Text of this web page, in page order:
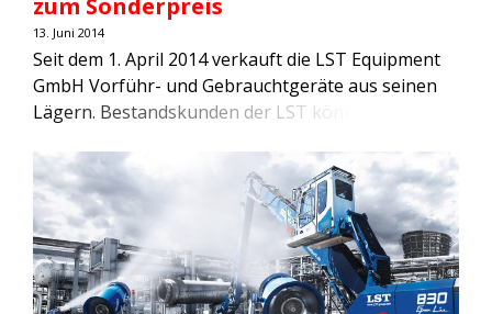
13. Juni 2014
Seit dem 1. April 2014 verkauft die LST Equipment
GmbH Vorführ- und Gebrauchtgeräte aus seinen
Lägern. Bestandskunden der LST können in
Abbruchwerkzeuge – Abbruchgreifer,
Staubbindeanlagen, Abbruchzangen und
Pulverisierer – zu Vorzugspreisen erwerben. Im
Zuge der Umstellung der Servicestationen,
bestehend aus eigenen LST Kundencentern und
über 30 Vertriebs- und Servicepartner […]